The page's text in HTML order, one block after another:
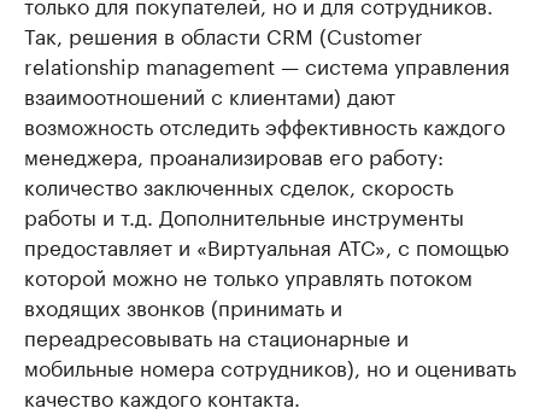
Так, решения в области CRM (Customer
relationship management — система управления
взаимоотношений с клиентами) дают
возможность отследить эффективность каждого
менеджера, проанализировав его работу:
количество заключенных сделок, скорость
работы и т.д. Дополнительные инструменты
предоставляет и «Виртуальная АТС», с помощью
которой можно не только управлять потоком
входящих звонков (принимать и
переадресовывать на стационарные и
мобильные номера сотрудников), но и оценивать
качество каждого контакта.